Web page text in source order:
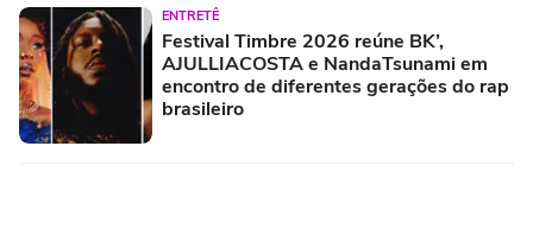
ENTRETÊ
Festival Timbre 2026 reúne BK’,
AJULLIACOSTA e NandaTsunami em
encontro de diferentes gerações do rap
brasileiro